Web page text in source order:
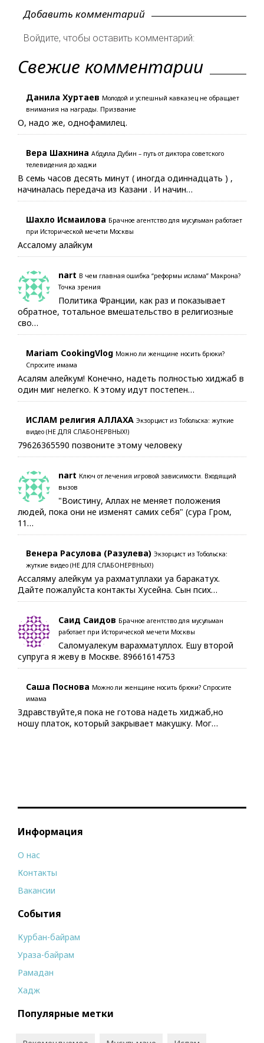
Добавить комментарий
Войдите, чтобы оставить комментарий:
Свежие комментарии
Данила Хуртаев Молодой и успешный кавказец не обращает
внимания на награды. Призвание
О, надо же, однофамилец.
Вера Шахнина Абдулла Дубин – путь от диктора советского
телевидения до хаджи
В семь часов десять минут ( иногда одиннадцать ) ,
начиналась передача из Казани . И начин…
Шахло Исмаилова Брачное агентство для мусульман работает
при Исторической мечети Москвы
Ассалому алайкум
nart В чем главная ошибка “реформы ислама” Макрона?
Точка зрения
Политика Франции, как раз и показывает
обратное, тотальное вмешательство в религиозные
сво…
Mariam CookingVlog Можно ли женщине носить брюки?
Спросите имама
Асалям алейкум! Конечно, надеть полностью хиджаб в
один миг нелегко. К этому идут постепен…
ИСЛАМ религия АЛЛАХА Экзорцист из Тобольска: жуткие
видео (НЕ ДЛЯ СЛАБОНЕРВНЫХ!)
79626365590 позвоните этому человеку
nart Ключ от лечения игровой зависимости. Входящий
вызов
"Воистину, Аллах не меняет положения
людей, пока они не изменят самих себя" (сура Гром,
11…
Венера Расулова (Разулева) Экзорцист из Тобольска:
жуткие видео (НЕ ДЛЯ СЛАБОНЕРВНЫХ!)
Ассаляму алейкум уа рахматуллахи уа баракатух.
Дайте пожалуйста контакты Хусейна. Сын псих…
Саид Саидов Брачное агентство для мусульман
работает при Исторической мечети Москвы
Саломуалекум варахматуллох. Ешу второй
супруга я жеву в Москве. 89661614753
Саша Поснова Можно ли женщине носить брюки? Спросите
имама
Здравствуйте,я пока не готова надеть хиджаб,но
ношу платок, который закрывает макушку. Мог…
Информация
О нас
Контакты
Вакансии
События
Курбан-байрам
Ураза-байрам
Рамадан
Хадж
Популярные метки